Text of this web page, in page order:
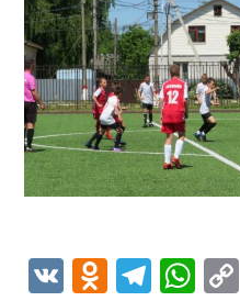
V O T W